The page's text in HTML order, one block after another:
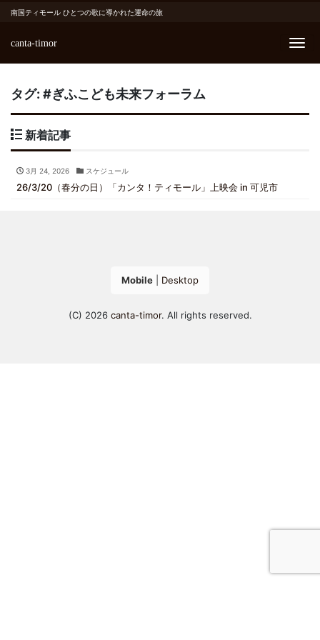
南国ティモール ひとつの歌に導かれた運命の旅
canta-timor
タグ: #ぎふこども未来フォーラム
新着記事
3月 24, 2026 スケジュール
26/3/20（春分の日）「カンタ！ティモール」上映会 in 可児市
Mobile Desktop
(C) 2026 canta-timor. All rights reserved.